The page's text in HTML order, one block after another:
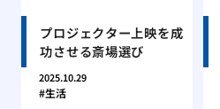
プロジェクター上映を成
功させる斎場選び
2025.10.29
生活